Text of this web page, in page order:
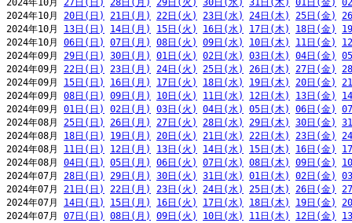
2024年10月 27日(日) 28日(月) 29日(火) 30日(水) 31日(木) 01日(金)
2024年10月 20日(日) 21日(月) 22日(火) 23日(水) 24日(木) 25日(金)
2024年10月 13日(日) 14日(月) 15日(火) 16日(水) 17日(木) 18日(金)
2024年10月 06日(日) 07日(月) 08日(火) 09日(水) 10日(木) 11日(金)
2024年09月 29日(日) 30日(月) 01日(火) 02日(水) 03日(木) 04日(金)
2024年09月 22日(日) 23日(月) 24日(火) 25日(水) 26日(木) 27日(金)
2024年09月 15日(日) 16日(月) 17日(火) 18日(水) 19日(木) 20日(金)
2024年09月 08日(日) 09日(月) 10日(火) 11日(水) 12日(木) 13日(金)
2024年09月 01日(日) 02日(月) 03日(火) 04日(水) 05日(木) 06日(金)
2024年08月 25日(日) 26日(月) 27日(火) 28日(水) 29日(木) 30日(金)
2024年08月 18日(日) 19日(月) 20日(火) 21日(水) 22日(木) 23日(金)
2024年08月 11日(日) 12日(月) 13日(火) 14日(水) 15日(木) 16日(金)
2024年08月 04日(日) 05日(月) 06日(火) 07日(水) 08日(木) 09日(金)
2024年07月 28日(日) 29日(月) 30日(火) 31日(水) 01日(木) 02日(金)
2024年07月 21日(日) 22日(月) 23日(火) 24日(水) 25日(木) 26日(金)
2024年07月 14日(日) 15日(月) 16日(火) 17日(水) 18日(木) 19日(金)
2024年07月 07日(日) 08日(月) 09日(火) 10日(水) 11日(木) 12日(金)